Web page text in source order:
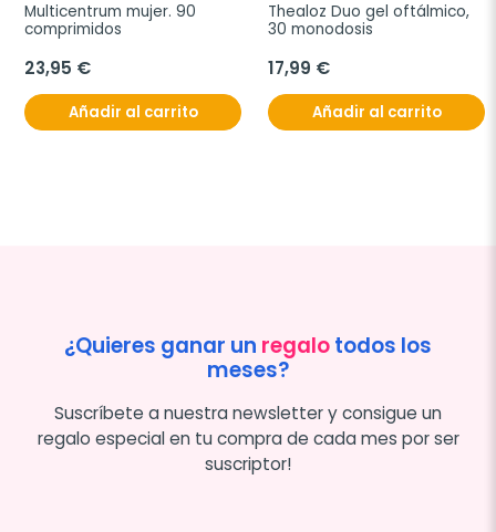
Multicentrum mujer. 90
comprimidos
23,95 €
Añadir al carrito
Thealoz Duo gel oftálmico,
30 monodosis
17,99 €
Añadir al carrito
¿Quieres ganar un regalotodos los
meses?
Suscríbete a nuestra newsletter y consigue un
regalo especial en tu compra de cada mes por ser
suscriptor!